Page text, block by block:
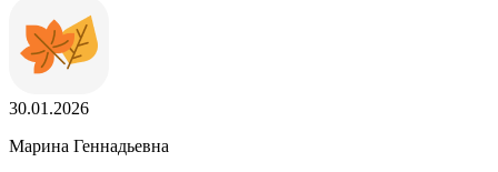
30.01.2026
Марина Геннадьевна